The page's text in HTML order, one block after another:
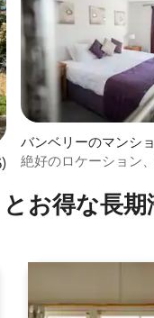
件、5つ星中4.96つ星
バンベリーのマンシ
パート
絶好のロケーション
お⁠得⁠な長⁠期⁠